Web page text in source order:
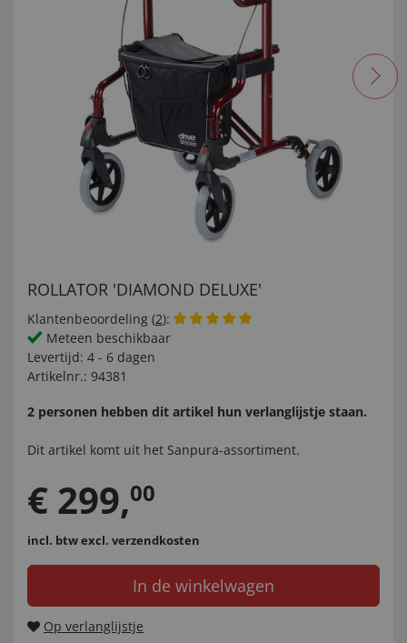
ROLLATOR 'DIAMOND DELUXE'
Klantenbeoordeling (2):
Meteen beschikbaar
Levertijd: 4 - 6 dagen
Artikelnr.: 94381
2 personen hebben dit artikel hun verlanglijstje staan.
Dit artikel komt uit het Sanpura-assortiment.
€ 299,00
incl. btwexcl. verzendkosten
In de winkelwagen
Op verlanglijstje